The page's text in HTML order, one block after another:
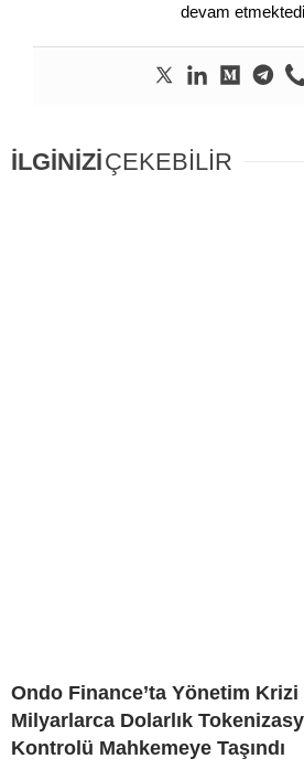
devam
İLGİNİZİÇEKEBİLİR
Ondo Finance’ta Yönetim
Milyarlarca Dolarlık
Kontrolü Mahkemeye Taşındı